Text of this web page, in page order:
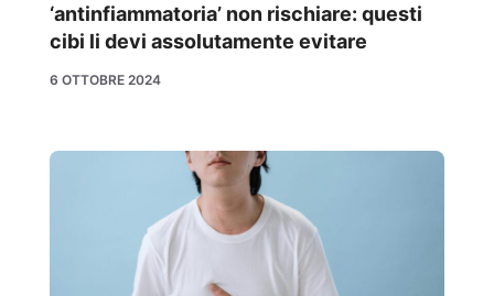
‘antinfiammatoria’ non rischiare: questi
cibi li devi assolutamente evitare
6 OTTOBRE 2024